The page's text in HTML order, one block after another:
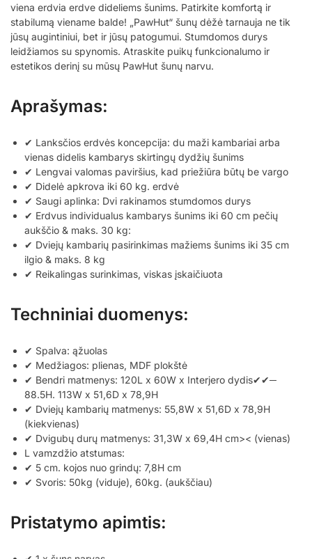
viena erdvia erdve dideliems šunims. Patirkite komfortą ir
stabilumą viename balde! „PawHut“ šunų dėžė tarnauja ne tik
jūsų augintiniui, bet ir jūsų patogumui. Stumdomos durys
leidžiamos su spynomis. Atraskite puikų funkcionalumo ir
estetikos derinį su mūsų PawHut šunų narvu.
Aprašymas:
✔ Lanksčios erdvės koncepcija: du maži kambariai arba
vienas didelis kambarys skirtingų dydžių šunims
✔ Lengvai valomas paviršius, kad priežiūra būtų be vargo
✔ Didelė apkrova iki 60 kg. erdvė
✔ Saugi aplinka: Dvi rakinamos stumdomos durys
✔ Erdvus individualus kambarys šunims iki 60 cm pečių
aukščio & maks. 30 kg:
✔ Dviejų kambarių pasirinkimas mažiems šunims iki 35 cm
ilgio & maks. 8 kg
✔ Reikalingas surinkimas, viskas įskaičiuota
Techniniai duomenys:
✔ Spalva: ąžuolas
✔ Medžiagos: plienas, MDF plokštė
✔ Bendri matmenys: 120L x 60W x Interjero dydis✔✔─
88.5H. 113W x 51,6D x 78,9H
✔ Dviejų kambarių matmenys: 55,8W x 51,6D x 78,9H
(kiekvienas)
✔ Dvigubų durų matmenys: 31,3W x 69,4H cm>< (vienas)
L vamzdžio atstumas:
✔ 5 cm. kojos nuo grindų: 7,8H cm
✔ Svoris: 50kg (viduje), 60kg. (aukščiau)
Pristatymo apimtis: